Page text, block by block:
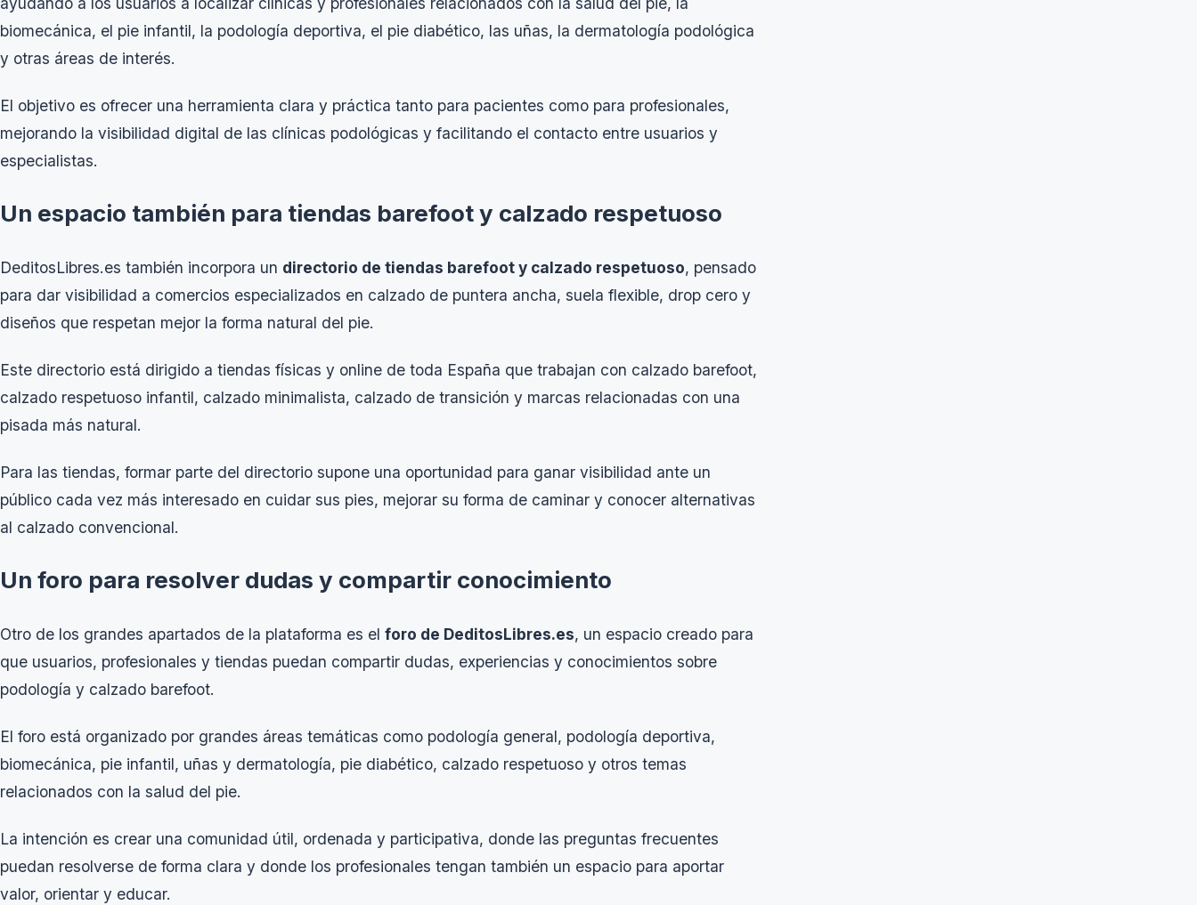
biomecánica, el pie infantil, la podología deportiva, el pie diabético, las uñas, la dermatología podológica
y otras áreas de interés.
El objetivo es ofrecer una herramienta clara y práctica tanto para pacientes como para profesionales,
mejorando la visibilidad digital de las clínicas podológicas y facilitando el contacto entre usuarios y
especialistas.
Un espacio también para tiendas barefoot y calzado respetuoso
DeditosLibres.es también incorpora un directorio de tiendas barefoot y calzado respetuoso, pensado
para dar visibilidad a comercios especializados en calzado de puntera ancha, suela flexible, drop cero y
diseños que respetan mejor la forma natural del pie.
Este directorio está dirigido a tiendas físicas y online de toda España que trabajan con calzado barefoot,
calzado respetuoso infantil, calzado minimalista, calzado de transición y marcas relacionadas con una
pisada más natural.
Para las tiendas, formar parte del directorio supone una oportunidad para ganar visibilidad ante un
público cada vez más interesado en cuidar sus pies, mejorar su forma de caminar y conocer alternativas
al calzado convencional.
Un foro para resolver dudas y compartir conocimiento
Otro de los grandes apartados de la plataforma es el foro de DeditosLibres.es, un espacio creado para
que usuarios, profesionales y tiendas puedan compartir dudas, experiencias y conocimientos sobre
podología y calzado barefoot.
El foro está organizado por grandes áreas temáticas como podología general, podología deportiva,
biomecánica, pie infantil, uñas y dermatología, pie diabético, calzado respetuoso y otros temas
relacionados con la salud del pie.
La intención es crear una comunidad útil, ordenada y participativa, donde las preguntas frecuentes
puedan resolverse de forma clara y donde los profesionales tengan también un espacio para aportar
valor, orientar y educar.